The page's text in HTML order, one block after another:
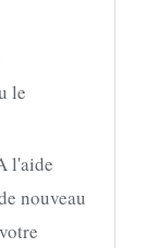
le
l'aide
nouveau